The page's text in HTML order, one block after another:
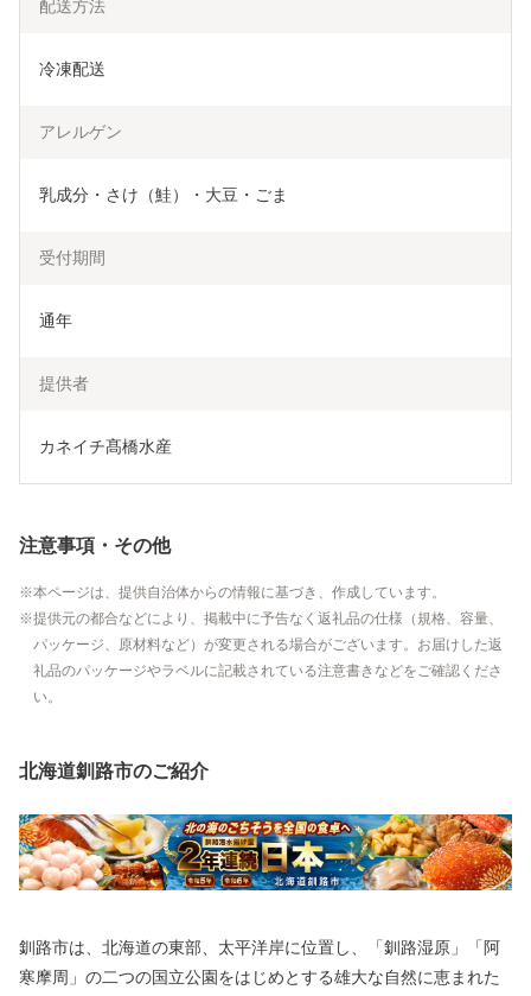
配送方法
冷凍配送
アレルゲン
乳成分・さけ（鮭）・大豆・ごま
受付期間
通年
提供者
カネイチ髙橋水産
注意事項・その他
本ページは、提供自治体からの情報に基づき、作成しています。
提供元の都合などにより、掲載中に予告なく返礼品の仕様（規格、容量、
パッケージ、原材料など）が変更される場合がございます。お届けした返
礼品のパッケージやラベルに記載されている注意書きなどをご確認くださ
い。
北海道釧路市のご紹介
釧路市は、北海道の東部、太平洋岸に位置し、「釧路湿原」「阿
寒摩周」の二つの国立公園をはじめとする雄大な自然に恵まれた